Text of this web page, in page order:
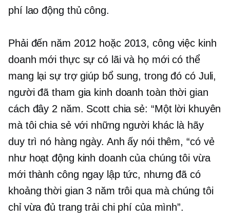
phí lao động thủ công.
Phải đến năm 2012 hoặc 2013, công việc kinh
doanh mới thực sự có lãi và họ mới có thể
mang lại sự trợ giúp bổ sung, trong đó có Juli,
người đã tham gia kinh doanh toàn thời gian
cách đây 2 năm. Scott chia sẻ: “Một lời khuyên
mà tôi chia sẻ với những người khác là hãy
duy trì nó hàng ngày. Anh ấy nói thêm, “có vẻ
như hoạt động kinh doanh của chúng tôi vừa
mới thành công ngay lập tức, nhưng đã có
khoảng thời gian 3 năm trôi qua mà chúng tôi
chỉ vừa đủ trang trải chi phí của mình”.